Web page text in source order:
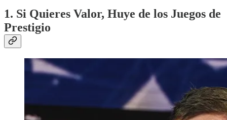
1. Si Quieres Valor, Huye de los Juegos de
Prestigio